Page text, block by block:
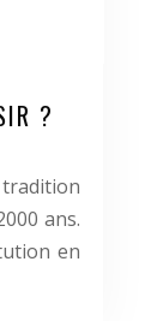
?
ans.
en